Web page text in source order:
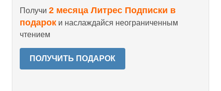
Получи 2 месяца Литрес Подписки в
подарок и наслаждайся неограниченным
чтением
ПОЛУЧИТЬ ПОДАРОК